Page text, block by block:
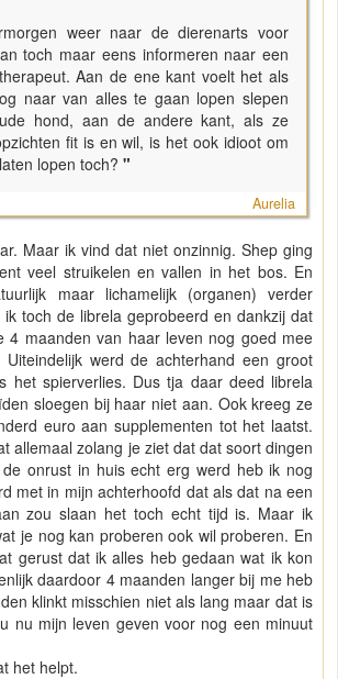
weer naar de dierenarts voor
toch maar eens informeren naar een
Aan de ene kant voelt het als
naar van alles te gaan lopen slepen
hond, aan de andere kant, als ze
fit is en wil, is het ook idioot om
lopen toch? "
Aurelia
Maar ik vind dat niet onzinnig. Shep ging
veel struikelen en vallen in het bos. En
maar lichamelijk (organen) verder
toch de librela geprobeerd en dankzij dat
4 maanden van haar leven nog goed mee
werd de achterhand een groot
het spierverlies. Dus tja daar deed librela
sloegen bij haar niet aan. Ook kreeg ze
euro aan supplementen tot het laatst.
allemaal zolang je ziet dat dat soort dingen
onrust in huis echt erg werd heb ik nog
met in mijn achterhoofd dat als dat na een
zou slaan het toch echt tijd is. Maar ik
je nog kan proberen ook wil proberen. En
gerust dat ik alles heb gedaan wat ik kon
daardoor 4 maanden langer bij me heb
klinkt misschien niet als lang maar dat is
nu mijn leven geven voor nog een minuut
het helpt.